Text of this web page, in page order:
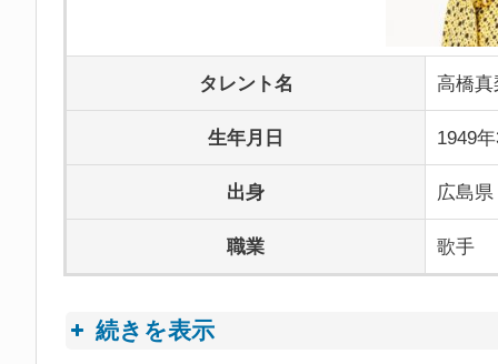
タレント名 高橋真
生年月日 1949
出身 広島
職業 歌手
続きを表示